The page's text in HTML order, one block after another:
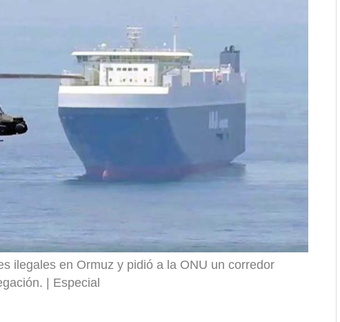
ilegales en Ormuz y pidió a la ONU un corredor
Especial